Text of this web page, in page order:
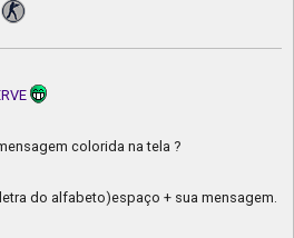
colorida na tela ?
do alfabeto)espaço + sua mensagem.